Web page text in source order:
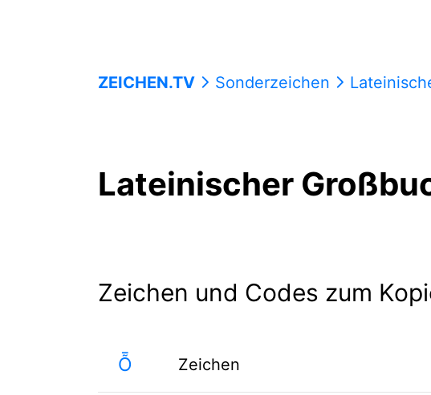
ZEICHEN.TV Sonderzeichen Lateinischer
Lateinischer
Zeichen und Codes zum
Ȭ Zeichen